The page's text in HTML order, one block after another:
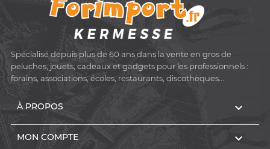
Spécialisé depuis plus de 60 ans dans la vente en gros de
peluches, jouets, cadeaux et gadgets pour les professionnels :
forains, associations, écoles, restaurants, discothèques...
À PROPOS 
MON COMPTE 